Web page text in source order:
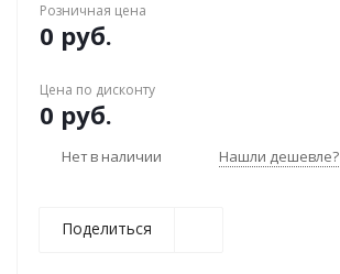
Розничная цена
0 руб.
Цена по дисконту
0 руб.
Нет в наличии Нашли дешевле?
Поделиться